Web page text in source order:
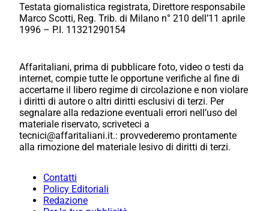
Testata giornalistica registrata, Direttore responsabile
Marco Scotti, Reg. Trib. di Milano n° 210 dell’11 aprile
1996 – P.I. 11321290154
Affaritaliani, prima di pubblicare foto, video o testi da
internet, compie tutte le opportune verifiche al fine di
accertarne il libero regime di circolazione e non violare
i diritti di autore o altri diritti esclusivi di terzi. Per
segnalare alla redazione eventuali errori nell’uso del
materiale riservato, scriveteci a
tecnici@affaritaliani.it.: provvederemo prontamente
alla rimozione del materiale lesivo di diritti di terzi.
Contatti
Policy Editoriali
Redazione